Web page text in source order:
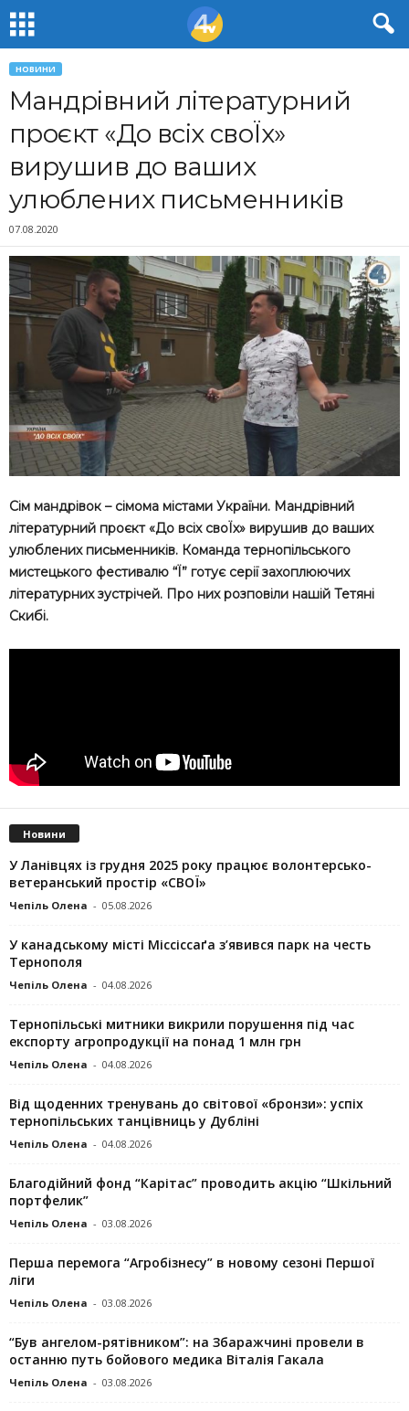
НОВИНИ
Мандрівний літературний
проєкт «До всіх своЇх»
вирушив до ваших
улюблених письменників
07.08.2020
Сім мандрівок – сімома містами України. Мандрівний
літературний проєкт «До всіх своЇх» вирушив до ваших
улюблених письменників. Команда тернопільського
мистецького фестивалю “Ї” готує серії захоплюючих
літературних зустрічей. Про них розповіли нашій Тетяні
Скибі.
Новини
У Ланівцях із грудня 2025 року працює волонтерсько-
ветеранський простір «СВОЇ»
Чепіль Олена - 05.08.2026
У канадському місті Міссіссаґа з’явився парк на честь
Тернополя
Чепіль Олена - 04.08.2026
Тернопільські митники викрили порушення під час
експорту агропродукції на понад 1 млн грн
Чепіль Олена - 04.08.2026
Від щоденних тренувань до світової «бронзи»: успіх
тернопільських танцівниць у Дубліні
Чепіль Олена - 04.08.2026
Благодійний фонд “Карітас” проводить акцію “Шкільний
портфелик”
Чепіль Олена - 03.08.2026
Перша перемога “Агробізнесу” в новому сезоні Першої
ліги
Чепіль Олена - 03.08.2026
“Був ангелом-рятівником”: на Збаражчині провели в
останню путь бойового медика Віталія Гакала
Чепіль Олена - 03.08.2026